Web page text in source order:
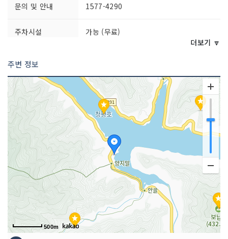
문의 및 안내 1577-4290
주차시설 가능 (무료)
쉬는날 연중무휴, 사전 예약
이용시간 07:00~20:00
더보기 🔽
주변 정보
500m